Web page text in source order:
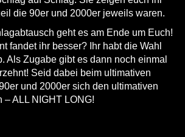
die 90er und 2000er jeweils waren.
geht es am Ende um Euch!
fandet ihr besser? Ihr habt die Wahl
Als Zugabe gibt es dann noch einmal
Seid dabei beim ultimativen
und 2000er sich den ultimativen
– ALL NIGHT LONG!